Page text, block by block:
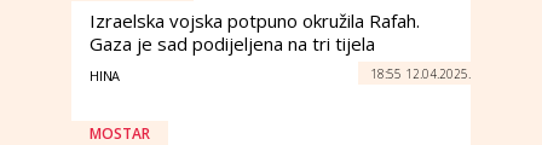
Izraelska vojska potpuno okružila Rafah.
Gaza je sad podijeljena na tri tijela
HINA 18:55 12.04.2025.
MOSTAR